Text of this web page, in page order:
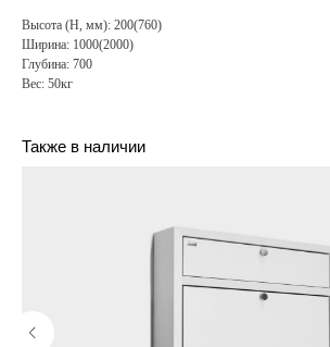
Высота (H, мм): 200(760)
Ширина: 1000(2000)
Глубина: 700
Вес: 50кг
Также в наличии